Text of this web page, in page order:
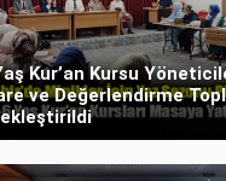
Kur’an Kursu
ve Değerlendirme